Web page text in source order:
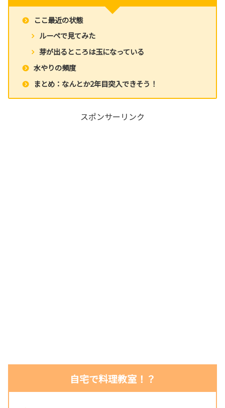
ここ最近の状態
ルーペで見てみた
芽が出るところは玉になっている
水やりの頻度
まとめ：なんとか2年目突入できそう！
スポンサーリンク
自宅で料理教室！？